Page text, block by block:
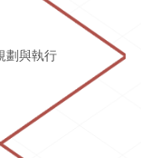
劃與執行